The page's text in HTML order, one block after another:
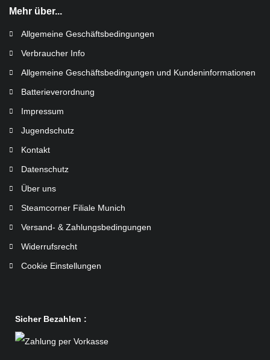
Mehr über...
Allgemeine Geschäftsbedingungen
Verbraucher Info
Allgemeine Geschäftsbedingungen und Kundeninformationen
Batterieverordnung
Impressum
Jugendschutz
Kontakt
Datenschutz
Über uns
Steamcorner Filiale Munich
Versand- & Zahlungsbedingungen
Widerrufsrecht
Cookie Einstellungen
Sicher Bezahlen :